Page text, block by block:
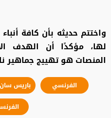
واختتم حديثه بأن كافة
لها، مؤكدًا أن الهدف
المنصات هو تهييج جماهير
الفرنسي باريس